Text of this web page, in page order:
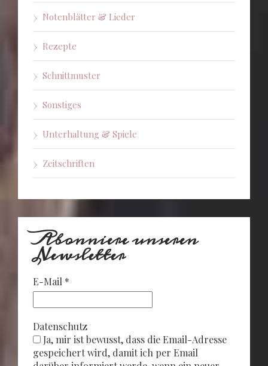
Notenblätter & Lieder
Rezepte
Schnittmuster
Sonstiges
Unterhaltung & Spiele
Zeitschriften
Abonniere unseren
Newsletter
E-Mail *
Datenschutz
Ja, mir ist bewusst, dass die Email-Adresse
gespeichert wird, damit ich per Email